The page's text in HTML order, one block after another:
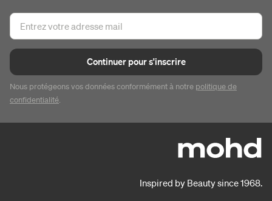
Continuer pour s'inscrire
Nous protégeons vos données conformément à notre politique de
confidentialité.
Inspired by Beauty since 1968.